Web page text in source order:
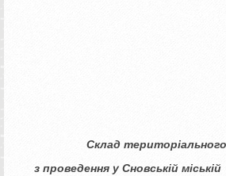
Склад
з проведення у Сновській